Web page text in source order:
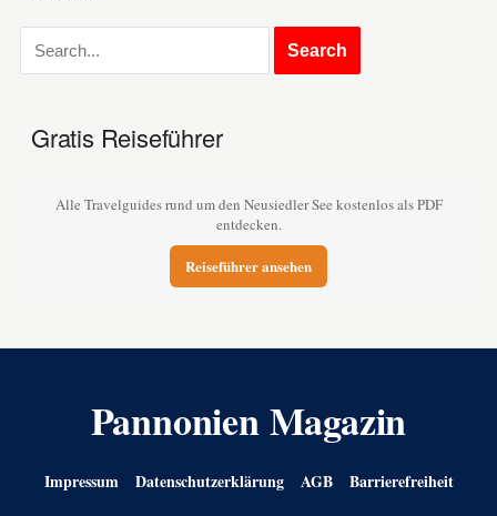
Gratis Reiseführer
Alle Travelguides rund um den Neusiedler See kostenlos als PDF
entdecken.
Reiseführer ansehen
Pannonien Magazin
Impressum Datenschutzerklärung AGB Barrierefreiheit